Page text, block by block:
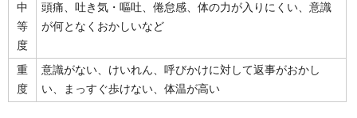
中
等
度
頭痛、吐き気・嘔吐、倦怠感、体の力が入りにくい、意識
が何となくおかしいなど
重
度
意識がない、けいれん、呼びかけに対して返事がおかし
い、まっすぐ歩けない、体温が高い